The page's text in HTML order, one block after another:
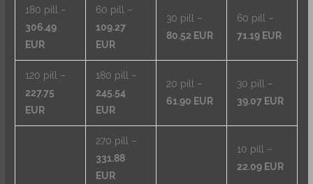
180 pill –
306.49
EUR
60 pill –
109.27
EUR
30 pill –
80.52 EUR
60 pill –
71.19 EUR
120 pill –
227.75
EUR
180 pill –
245.54
EUR
20 pill –
61.90 EUR
30 pill –
39.07 EUR
270 pill –
331.88
EUR
10 pill –
22.09 EUR